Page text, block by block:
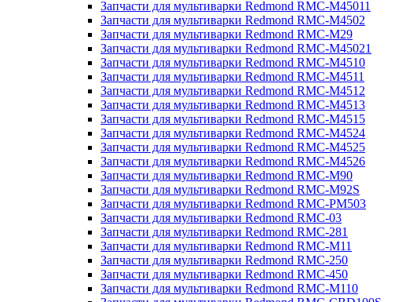
Запчасти для мультиварки Redmond RMC-M45011
Запчасти для мультиварки Redmond RMC-M4502
Запчасти для мультиварки Redmond RMC-M29
Запчасти для мультиварки Redmond RMC-M45021
Запчасти для мультиварки Redmond RMC-M4510
Запчасти для мультиварки Redmond RMC-M4511
Запчасти для мультиварки Redmond RMC-M4512
Запчасти для мультиварки Redmond RMC-M4513
Запчасти для мультиварки Redmond RMC-M4515
Запчасти для мультиварки Redmond RMC-M4524
Запчасти для мультиварки Redmond RMC-M4525
Запчасти для мультиварки Redmond RMC-M4526
Запчасти для мультиварки Redmond RMC-M90
Запчасти для мультиварки Redmond RMC-M92S
Запчасти для мультиварки Redmond RMC-PM503
Запчасти для мультиварки Redmond RMC-03
Запчасти для мультиварки Redmond RMC-281
Запчасти для мультиварки Redmond RMC-M11
Запчасти для мультиварки Redmond RMC-250
Запчасти для мультиварки Redmond RMC-450
Запчасти для мультиварки Redmond RMC-M110